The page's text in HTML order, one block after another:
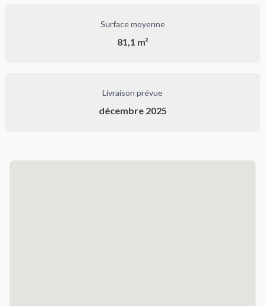
Surface moyenne
81,1 m²
Livraison prévue
décembre 2025